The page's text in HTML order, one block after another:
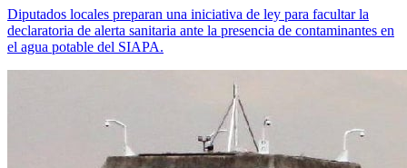
Diputados locales preparan una iniciativa de ley para facultar la
declaratoria de alerta sanitaria ante la presencia de contaminantes en
el agua potable del SIAPA.